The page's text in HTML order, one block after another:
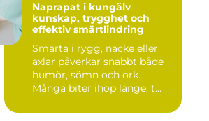
Naprapat i kungälv
kunskap, trygghet och
effektiv smärtlindring
Smärta i rygg, nacke eller
axlar påverkar snabbt både
humör, sömn och ork.
Många biter ihop länge, t...